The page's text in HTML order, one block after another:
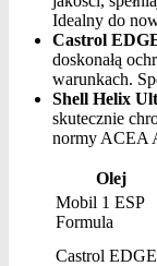
Idealny do
Castrol
doskonałą
warunkach.
Shell Helix
skutecznie
normy ACEA
Olej
Mobil 1 ESP
Formula
Castrol EDGE